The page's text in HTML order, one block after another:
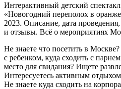
Интерактивный детский
«Новогодний переполох в
2023. Описание, дата
и отзывы. Всё о мероприятиях
Не знаете что посетить в
с ребенком, куда сходить с
место для свидания? Ищете
Интересуетесь активным
Не знаете куда сходить на